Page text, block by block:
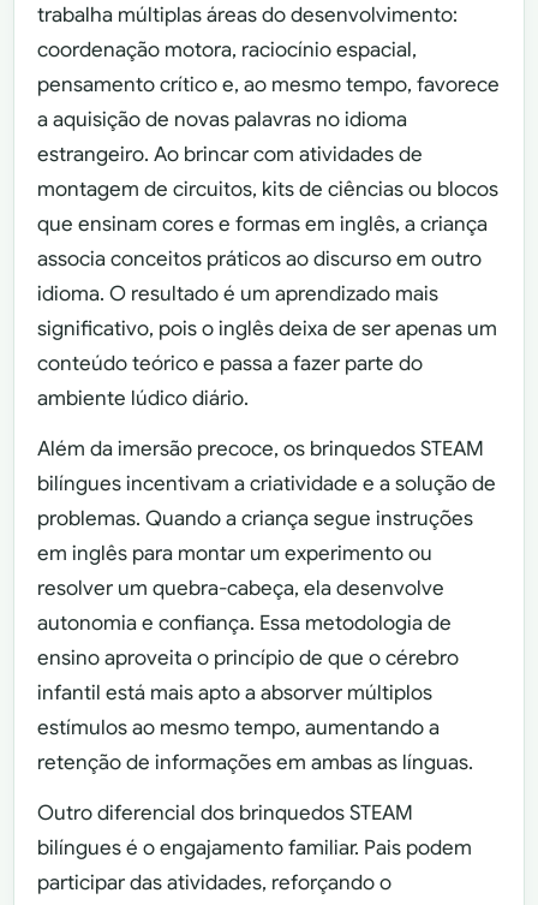
trabalha múltiplas áreas do desenvolvimento:
coordenação motora, raciocínio espacial,
pensamento crítico e, ao mesmo tempo, favorece
a aquisição de novas palavras no idioma
estrangeiro. Ao brincar com atividades de
montagem de circuitos, kits de ciências ou blocos
que ensinam cores e formas em inglês, a criança
associa conceitos práticos ao discurso em outro
idioma. O resultado é um aprendizado mais
significativo, pois o inglês deixa de ser apenas um
conteúdo teórico e passa a fazer parte do
ambiente lúdico diário.
Além da imersão precoce, os brinquedos STEAM
bilíngues incentivam a criatividade e a solução de
problemas. Quando a criança segue instruções
em inglês para montar um experimento ou
resolver um quebra-cabeça, ela desenvolve
autonomia e confiança. Essa metodologia de
ensino aproveita o princípio de que o cérebro
infantil está mais apto a absorver múltiplos
estímulos ao mesmo tempo, aumentando a
retenção de informações em ambas as línguas.
Outro diferencial dos brinquedos STEAM
bilíngues é o engajamento familiar. Pais podem
participar das atividades, reforçando o